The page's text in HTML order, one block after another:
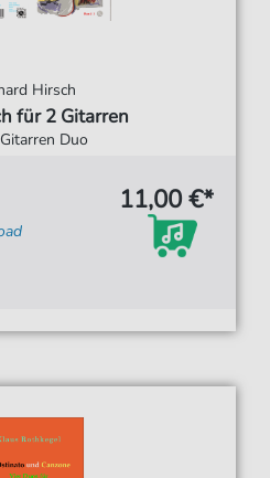
Hirsch
für 2 Gitarren
Duo
11,00 €*